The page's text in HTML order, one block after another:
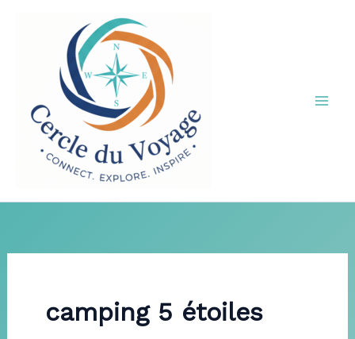
camping 5 étoiles